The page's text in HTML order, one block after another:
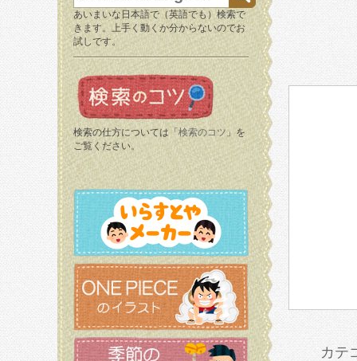
あいまいな日本語で（英語でも）検索で
きます。上手く動くか分からないのでお
試しです。
検索の仕方については「 検索のコツ 」を
ご覧ください。
カテ